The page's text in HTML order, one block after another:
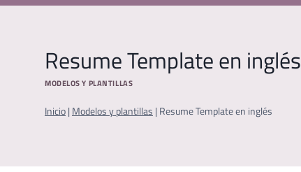
Resume Template en inglés
MODELOS Y PLANTILLAS
Inicio | Modelos y plantillas | Resume Template en inglés